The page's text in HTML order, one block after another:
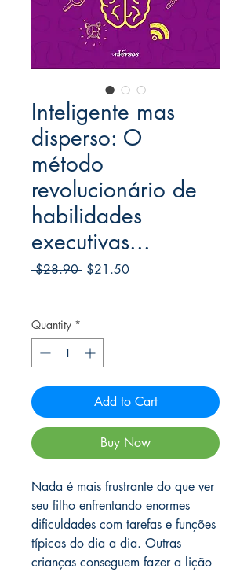
Inteligente mas
disperso: O
método
revolucionário de
habilidades
executivas...
$28.90 Regular
$21.50Sale
Quantity *
Add to Cart
Buy Now
Nada é mais frustrante do que ver
seu filho enfrentando enormes
dificuldades com tarefas e funções
típicas do dia a dia. Outras
crianças conseguem fazer a lição